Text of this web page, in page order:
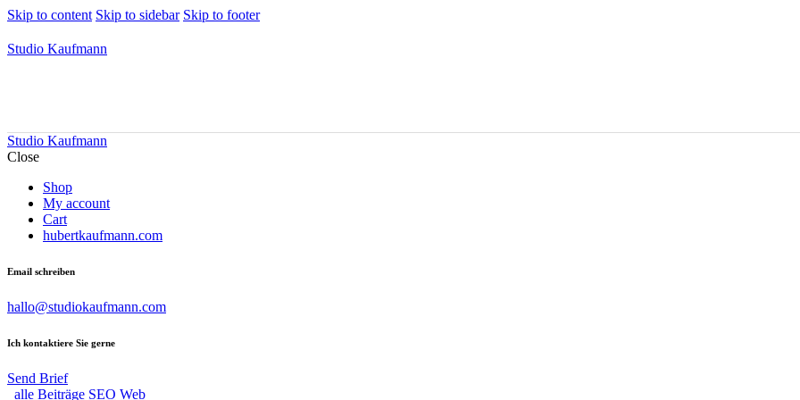
Skip to content Skip to sidebar Skip to footer
Studio Kaufmann
Studio Kaufmann
Close
Shop
My account
Cart
hubertkaufmann.com
Email schreiben
hallo@studiokaufmann.com
Ich kontaktiere Sie gerne
Send Brief
alle Beiträge SEO Web